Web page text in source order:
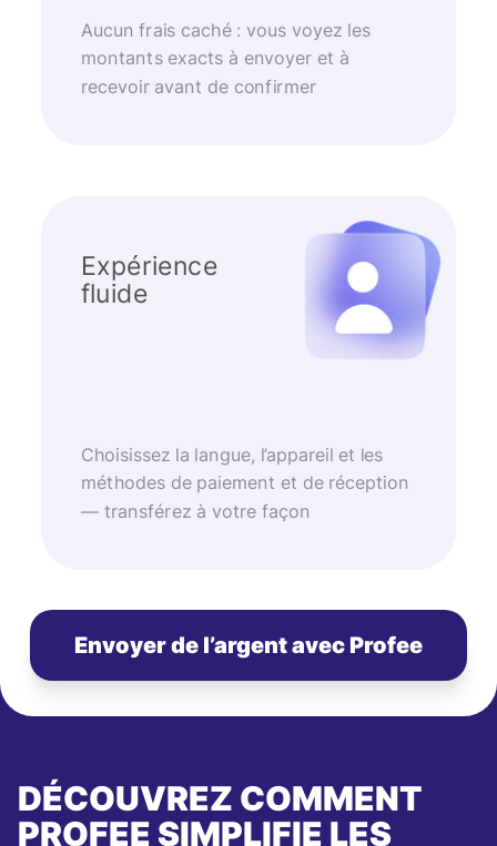
Aucun frais caché : vous voyez les
montants exacts à envoyer et à
recevoir avant de confirmer
Expérience
fluide
Choisissez la langue, l’appareil et les
méthodes de paiement et de réception
— transférez à votre façon
Envoyer de l’argent avec Profee
DÉCOUVREZ COMMENT
PROFEE SIMPLIFIE LES